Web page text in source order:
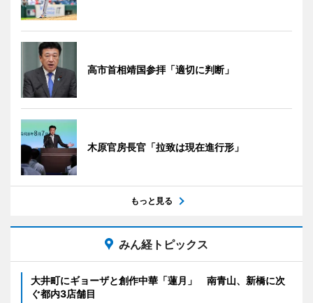
高市首相靖国参拝「適切に判断」
木原官房長官「拉致は現在進行形」
もっと見る
みん経トピックス
大井町にギョーザと創作中華「蓮月」 南青山、新橋に次
ぐ都内3店舗目